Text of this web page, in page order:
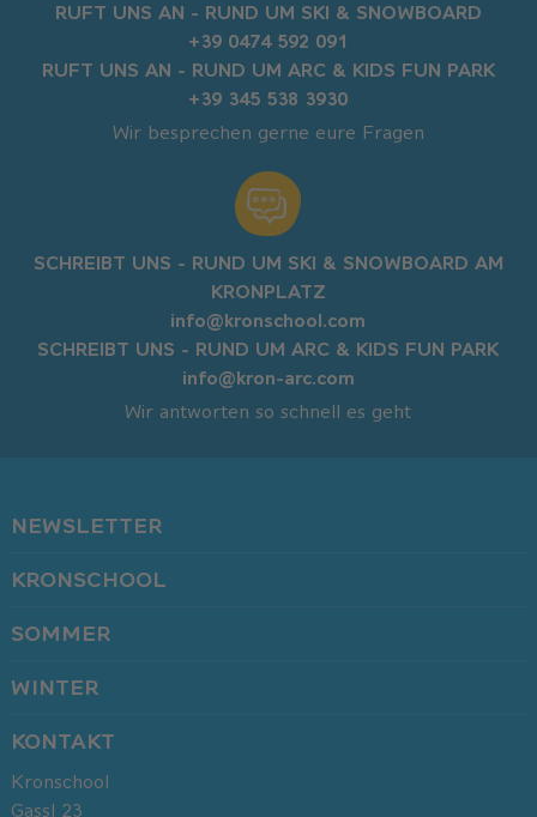
RUFT UNS AN - RUND UM SKI & SNOWBOARD
+39 0474 592 091
RUFT UNS AN - RUND UM ARC & KIDS FUN PARK
+39 345 538 3930​​
Wir besprechen gerne eure Fragen
SCHREIBT UNS - RUND UM SKI & SNOWBOARD AM
KRONPLATZ
info@kronschool.com
SCHREIBT UNS - RUND UM ARC & KIDS FUN PARK
info@kron-arc.com
Wir antworten so schnell es geht
KONTAKT
Kronschool
Gassl 23
KRONSCHOOL
SOMMER
WINTER
NEWSLETTER